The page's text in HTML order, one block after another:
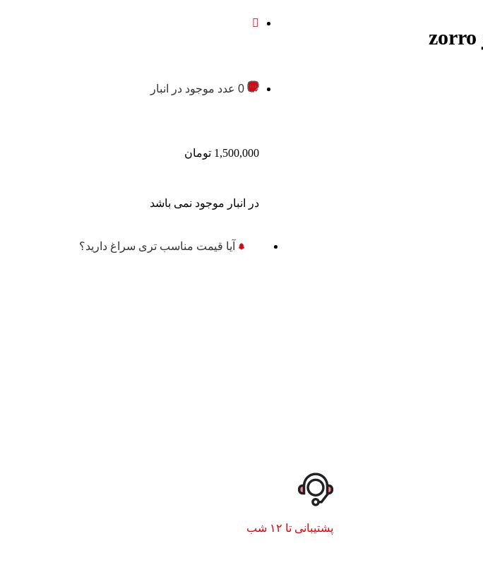
0 عدد موجود در انبار
1,500,000 تومان
در انبار موجود نمی باشد
آیا قیمت مناسب تری سراغ دارید؟
پشتیبانی تا ۱۲ شب